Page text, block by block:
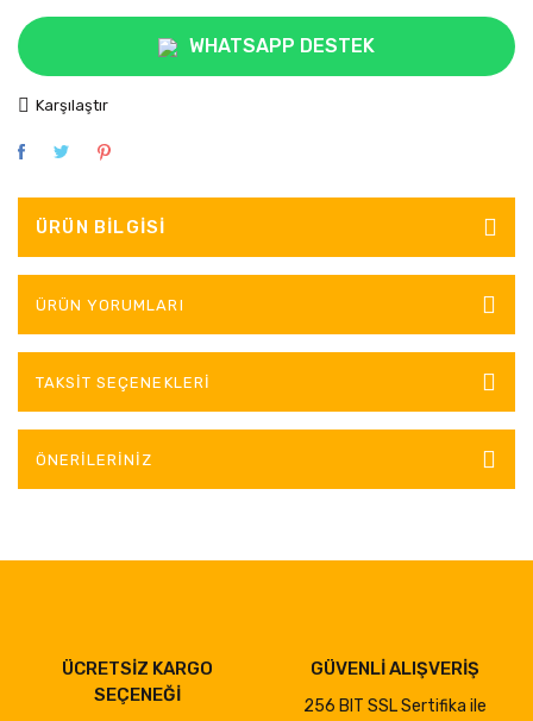
WHATSAPP DESTEK
Karşılaştır
ÜRÜN BILGISI
ÜRÜN YORUMLARI
TAKSIT SEÇENEKLERI
ÖNERILERINIZ
ÜCRETSİZ KARGO
SEÇENEĞİ
GÜVENLİ ALIŞVERİŞ
256 BIT SSL Sertifika ile